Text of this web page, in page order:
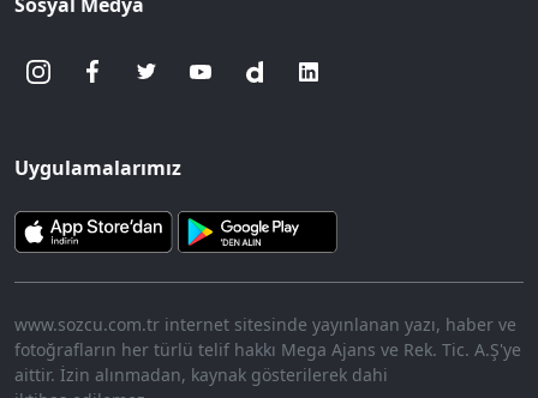
Uygulamalarımız
www.sozcu.com.tr internet sitesinde yayınlanan yazı, haber ve
fotoğrafların her türlü telif hakkı Mega Ajans ve Rek. Tic. A.Ş'ye
aittir. İzin alınmadan, kaynak gösterilerek dahi